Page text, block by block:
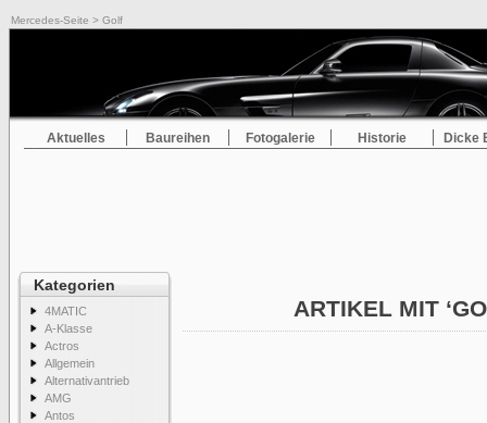
Mercedes-Seite > Golf
Aktuelles Baureihen Fotogalerie Historie Dicke
Kategorien
4MATIC
A-Klasse
Actros
Allgemein
Alternativantrieb
AMG
Antos
ARTIKEL MIT